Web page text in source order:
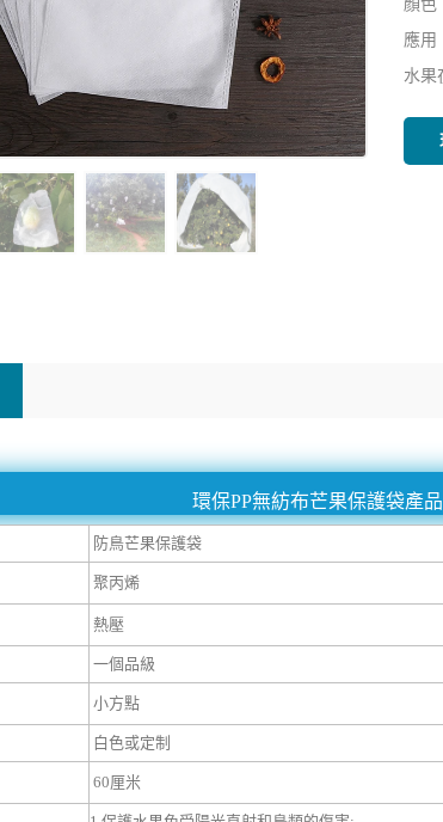
應用
水果
環保PP無紡布芒果保護袋產
防鳥芒果保護袋
聚丙烯
熱壓
一個品級
小方點
白色或定制
60厘米